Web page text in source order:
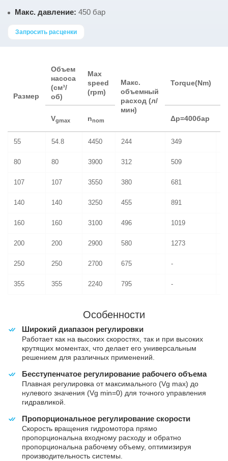
Макс. давление: 450 бар
Запросить расценки
Размер
Объем
насоса
(см³/
об)
Max
speed
(rpm)
Макс.
объемный
расход (л/
мин)
Torque(Nm)
Vgmax nnom Δp=400бар
55 54.8 4450 244 349
80 80 3900 312 509
107 107 3550 380 681
140 140 3250 455 891
160 160 3100 496 1019
200 200 2900 580 1273
250 250 2700 675 -
355 355 2240 795 -
Особенности
Широкий диапазон регулировки
Работает как на высоких скоростях, так и при высоких
крутящих моментах, что делает его универсальным
решением для различных применений.
Бесступенчатое регулирование рабочего объема
Плавная регулировка от максимального (Vg max) до
нулевого значения (Vg min=0) для точного управления
гидравликой.
Пропорциональное регулирование скорости
Скорость вращения гидромотора прямо
пропорциональна входному расходу и обратно
пропорциональна рабочему объему, оптимизируя
производительность системы.